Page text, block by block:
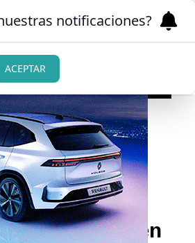
los signos del
chino que
su salud en
notificaciones?
ACEPTAR